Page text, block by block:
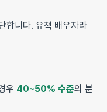
합니다. 유책 배우자라
우 40~50% 수준의 분